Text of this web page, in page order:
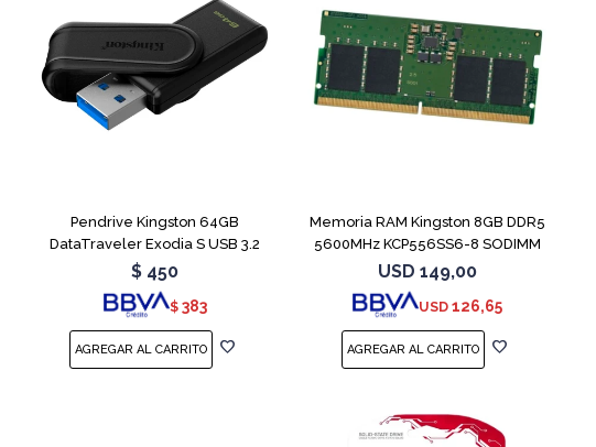
Pendrive Kingston 64GB
DataTraveler Exodia S USB 3.2
$ 450
$ 383
Memoria RAM Kingston 8GB DDR5
5600MHz KCP556SS6-8 SODIMM
USD 149,00
USD 126,65